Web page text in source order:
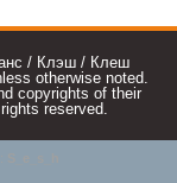
/ Клэш / Клеш
otherwise noted.
copyrights of their
reserved.